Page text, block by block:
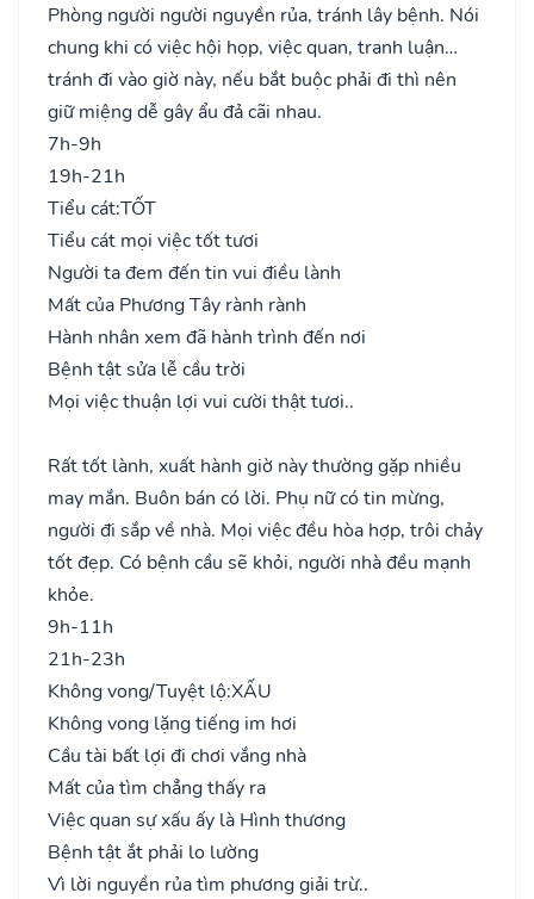
Phòng người người nguyền rủa, tránh lây bệnh. Nói
chung khi có việc hội họp, việc quan, tranh luận…
tránh đi vào giờ này, nếu bắt buộc phải đi thì nên
giữ miệng dễ gây ẩu đả cãi nhau.
7h-9h
19h-21h
Tiểu cát:TỐT
Tiểu cát mọi việc tốt tươi
Người ta đem đến tin vui điều lành
Mất của Phương Tây rành rành
Hành nhân xem đã hành trình đến nơi
Bệnh tật sửa lễ cầu trời
Mọi việc thuận lợi vui cười thật tươi..
Rất tốt lành, xuất hành giờ này thường gặp nhiều
may mắn. Buôn bán có lời. Phụ nữ có tin mừng,
người đi sắp về nhà. Mọi việc đều hòa hợp, trôi chảy
tốt đẹp. Có bệnh cầu sẽ khỏi, người nhà đều mạnh
khỏe.
9h-11h
21h-23h
Không vong/Tuyệt lộ:XẤU
Không vong lặng tiếng im hơi
Cầu tài bất lợi đi chơi vắng nhà
Mất của tìm chẳng thấy ra
Việc quan sự xấu ấy là Hình thương
Bệnh tật ắt phải lo lường
Vì lời nguyền rủa tìm phương giải trừ..